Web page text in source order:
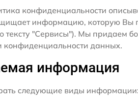
конфиденциальности
информацию, которую Вы
тексту "Сервисы"). Мы придаем
конфиденциальности данных.
информация
следующие виды информации: